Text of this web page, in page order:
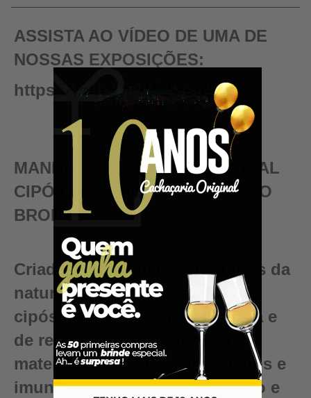
ASSISTA AO VÍDEO DE UMA DE
NOSSAS EXPOSIÇÕES:
https://youtu.be/I1Uyar0WV0E
MANDALA ARTESANAL ESPIRAL
CIPÓ COM MOLDURA ESPELHO
BRONZE
Criadas com materiais retirados da
natureza de forma sustentável,
cipós, raízes, madeira reciclada e
de reflorestamento. Todos os
materiais utilizados são tratados e
imunizados dentro do mais alto e